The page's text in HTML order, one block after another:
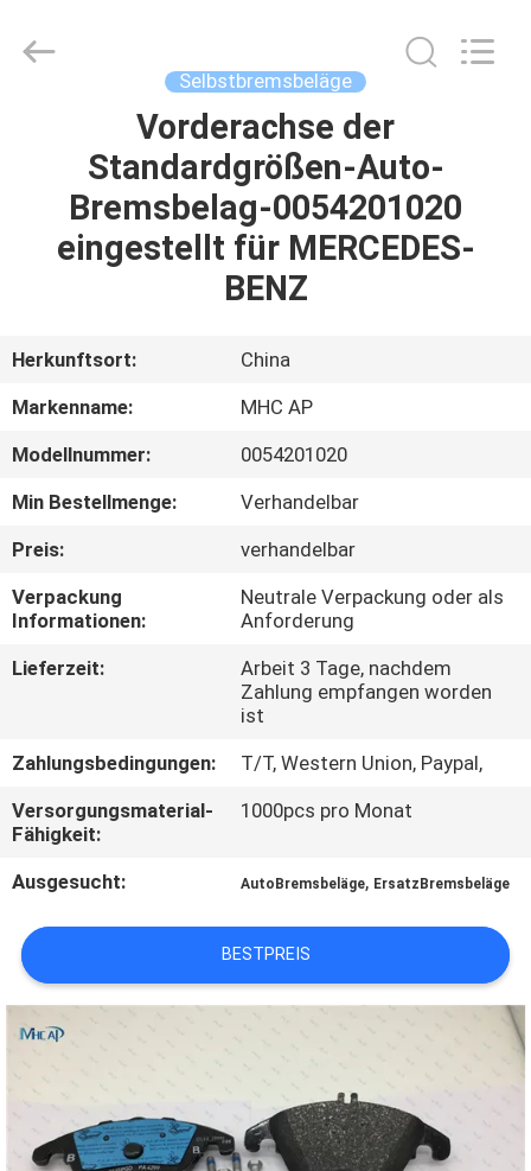
PRODUKTE
FABRIK-
QUALITÄTSKONTROLLE
KONTAKTIERE
UNS
EIN
ZITAT
SITEMAP
PRIVACY
POLICY
Parts
Limited.
Selbstbremsbeläge
Vorderachse der
Standardgrößen-Auto-
Bremsbelag-0054201020
eingestellt für MERCEDES-
BENZ
Herkunftsort:
China
Markenname:
MHC AP
Modellnummer:
0054201020
Min Bestellmenge:
Verhandelbar
Preis:
verhandelbar
Verpackung
Informationen:
Neutrale Verpackung oder als
Anforderung
Lieferzeit:
Arbeit 3 Tage, nachdem
Zahlung empfangen worden
ist
Zahlungsbedingungen:
T/T, Western Union, Paypal,
Versorgungsmaterial-
Fähigkeit:
1000pcs pro Monat
Ausgesucht: AutoBremsbeläge, ErsatzBremsbeläge
BESTPREIS